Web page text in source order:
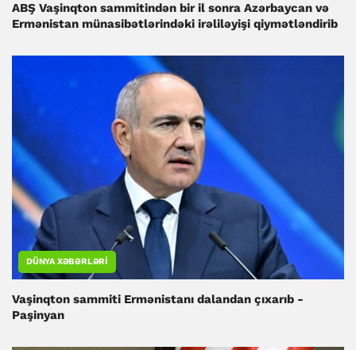
ABŞ Vaşinqton sammitindən bir il sonra Azərbaycan və
Ermənistan münasibətlərindəki irəliləyişi qiymətləndirib
DÜNYA XƏBƏRLƏRI
Vaşinqton sammiti Ermənistanı dalandan çıxarıb -
Paşinyan